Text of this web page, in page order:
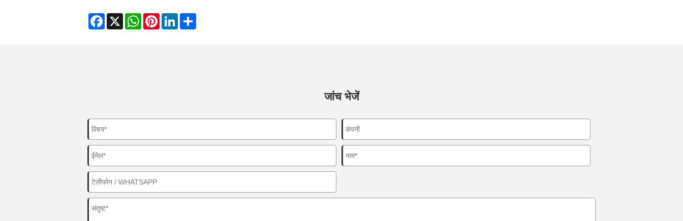
Facebook
X WhatsAppPinterestLinkedIn
जांच भेजें